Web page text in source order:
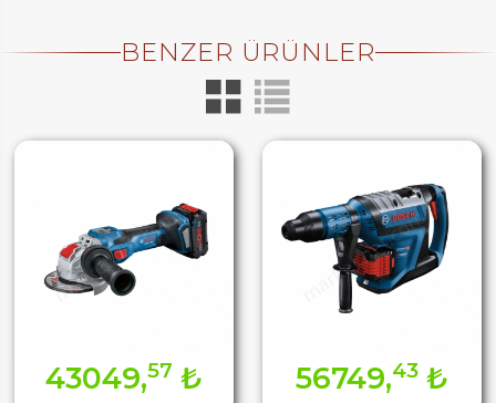
BENZER ÜRÜNLER
43049,57 ₺ 56749,43₺